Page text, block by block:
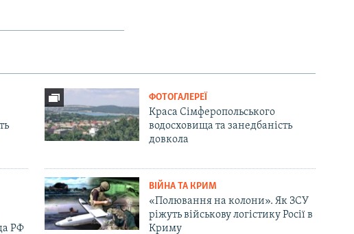
ФОТОГАЛЕРЕЇ
Краса Сімферопольського
водосховища та занедбаність
довкола
РФ
ВІЙНА ТА КРИМ
«Полювання на колони». Як ЗСУ
ріжуть військову логістику Росії в
Криму